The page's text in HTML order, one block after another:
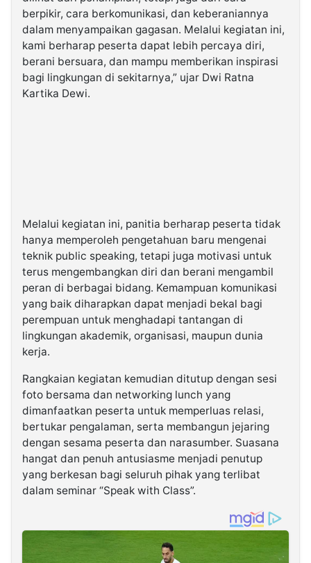
berpikir, cara berkomunikasi, dan keberaniannya
dalam menyampaikan gagasan. Melalui kegiatan ini,
kami berharap peserta dapat lebih percaya diri,
berani bersuara, dan mampu memberikan inspirasi
bagi lingkungan di sekitarnya,” ujar Dwi Ratna
Kartika Dewi.
Melalui kegiatan ini, panitia berharap peserta tidak
hanya memperoleh pengetahuan baru mengenai
teknik public speaking, tetapi juga motivasi untuk
terus mengembangkan diri dan berani mengambil
peran di berbagai bidang. Kemampuan komunikasi
yang baik diharapkan dapat menjadi bekal bagi
perempuan untuk menghadapi tantangan di
lingkungan akademik, organisasi, maupun dunia
kerja.
Rangkaian kegiatan kemudian ditutup dengan sesi
foto bersama dan networking lunch yang
dimanfaatkan peserta untuk memperluas relasi,
bertukar pengalaman, serta membangun jejaring
dengan sesama peserta dan narasumber. Suasana
hangat dan penuh antusiasme menjadi penutup
yang berkesan bagi seluruh pihak yang terlibat
dalam seminar “Speak with Class”.